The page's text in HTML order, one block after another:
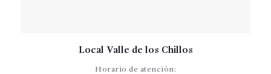
Local Valle de los Chillos
Horario de atención: